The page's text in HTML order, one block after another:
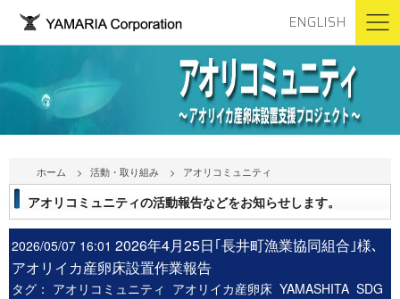
ENGLISH
ホーム 活動・取り組み アオリコミュニティ
アオリコミュニティの活動報告などをお知らせします。
2026/05/07 16:01 2026年4月25日｢長井町漁業協同組合｣様､
アオリイカ産卵床設置作業報告
タグ： アオリコミュニティ アオリイカ産卵床 YAMASHITA SDG